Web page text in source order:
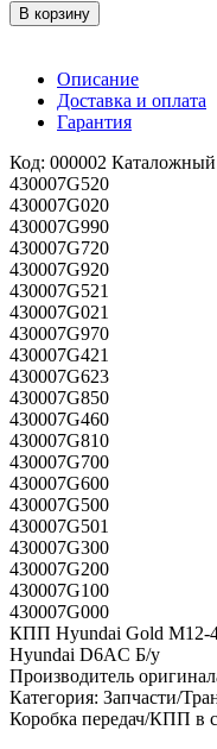
В корзину
Описание
Доставка и оплата
Гарантия
Код: 000002
430007G520
430007G020
430007G990
430007G720
430007G920
430007G521
430007G021
430007G970
430007G421
430007G623
430007G850
430007G460
430007G810
430007G700
430007G600
430007G500
430007G501
430007G300
430007G200
430007G100
430007G000
КПП Hyundai Gold M12-4
Hyundai D6AC Б/у
Производитель
Категория: Запчасти/
Коробка передач/КПП в